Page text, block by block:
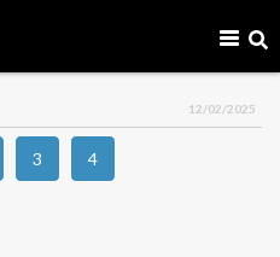
12/02/2025
3 4